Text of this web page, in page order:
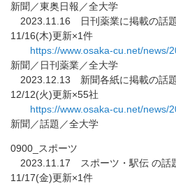
新聞／東奥日報／全大学
2023.11.16 日刊薬
11/16(木)更新×1件
https://www.osaka-cu.net/news/
新聞／日刊薬業／全大学
2023.12.13 新聞各
12/12(火)更新×55社
https://www.osaka-cu.net/news/
新聞／話題／全大学
0900_スポーツ
2023.11.17 スポー
11/17(金)更新×1件